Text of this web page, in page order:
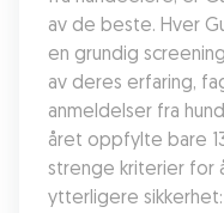
av de beste. Hver
en grundig
av deres erfaring,
anmeldelser fra
året oppfylte bare
strenge kriterier for
ytterligere sikkerhet: